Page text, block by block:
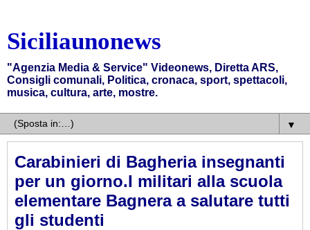
Siciliaunonews
"Agenzia Media & Service" Videonews, Diretta ARS,
Consigli comunali, Politica, cronaca, sport, spettacoli,
musica, cultura, arte, mostre.
▼
Carabinieri di Bagheria insegnanti
per un giorno.I militari alla scuola
elementare Bagnera a salutare tutti
gli studenti